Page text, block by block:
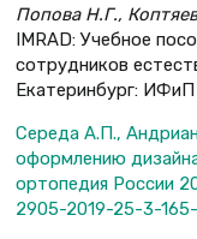
Попова Н.Г.,
IMRAD: Учебное
сотрудников
Екатеринбург:
Середа А.П.,
оформлению
ортопедия России
2905-2019-25-3-